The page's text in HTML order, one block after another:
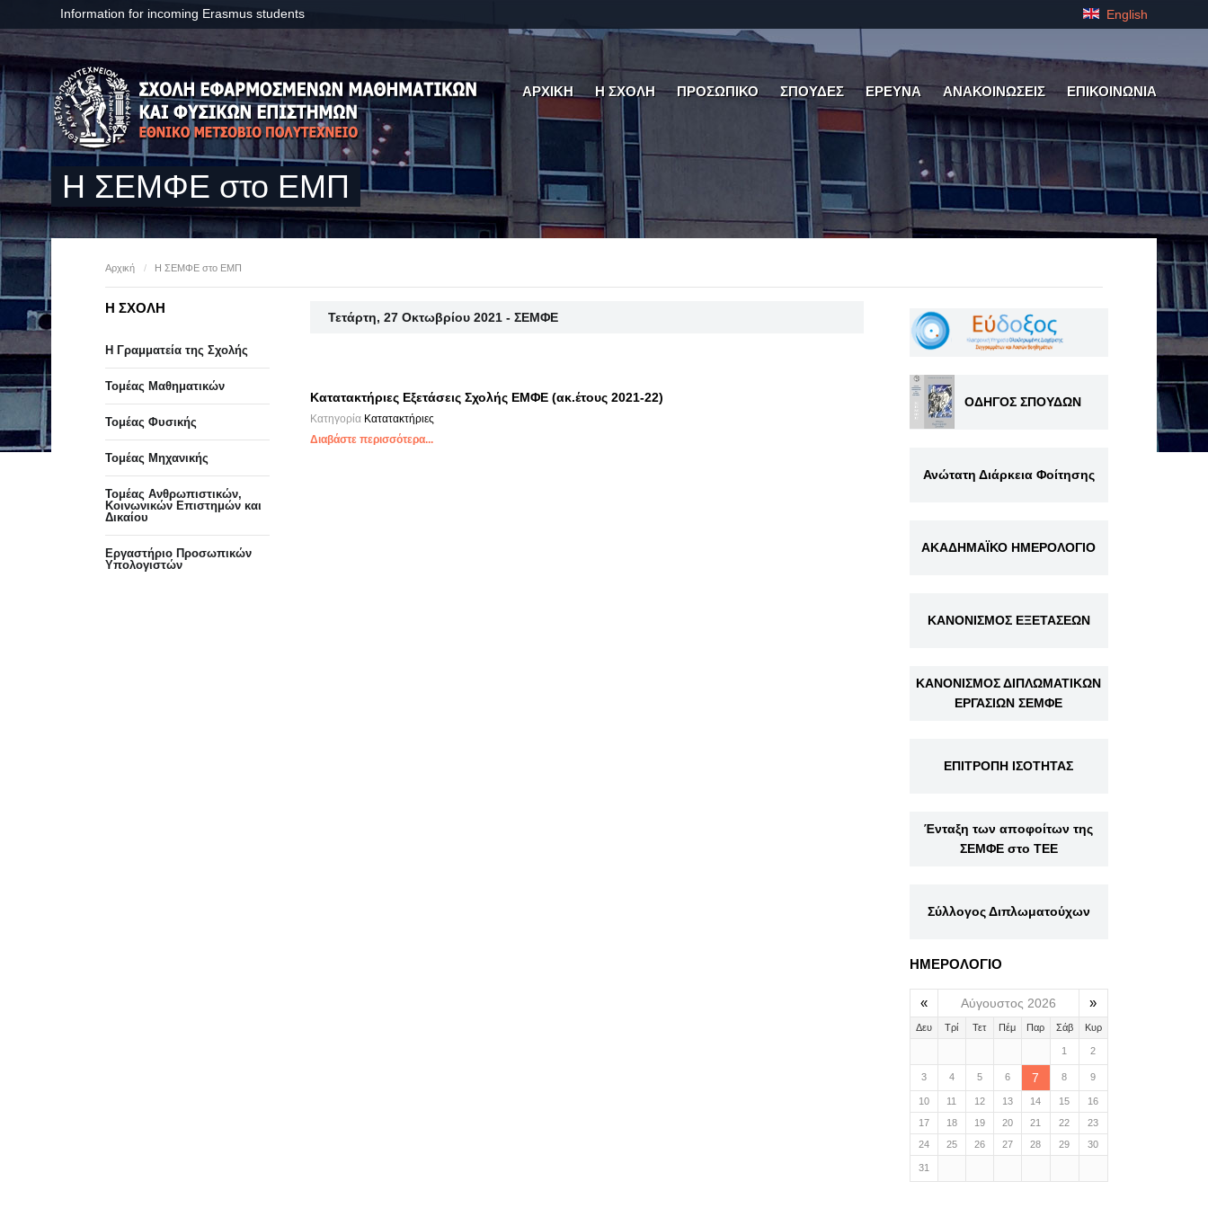
Information for incoming Erasmus students English
ΑΡΧΙΚΗ Η ΣΧΟΛΗ ΠΡΟΣΩΠΙΚΟ ΣΠΟΥΔΕΣ ΕΡΕΥΝΑ ΑΝΑΚΟΙΝΩΣΕΙΣ ΕΠΙΚΟΙΝΩΝΙΑ
Η ΣΕΜΦΕ στο ΕΜΠ
Αρχική / Η ΣΕΜΦΕ στο ΕΜΠ
Τετάρτη, 27 Οκτωβρίου 2021 - ΣΕΜΦΕ
Κατατακτήριες Εξετάσεις Σχολής ΕΜΦΕ (ακ.έτους 2021-22)
Κατηγορία Κατατακτήριες
Διαβάστε περισσότερα...
Η ΣΧΟΛΗ
Η Γραμματεία της Σχολής
Τομέας Μαθηματικών
Τομέας Φυσικής
Τομέας Μηχανικής
Τομέας Ανθρωπιστικών,
Κοινωνικών Επιστημών και
Δικαίου
Eργαστήριo Προσωπικών
Υπολογιστών
ΟΔΗΓΟΣ ΣΠΟΥΔΩΝ
Ανώτατη Διάρκεια Φοίτησης
ΑΚΑΔΗΜΑΪΚΟ ΗΜΕΡΟΛΟΓΙΟ
ΚΑΝΟΝΙΣΜΟΣ ΕΞΕΤΑΣΕΩΝ
ΚΑΝΟΝΙΣΜΟΣ ΔΙΠΛΩΜΑΤΙΚΩΝ
ΕΡΓΑΣΙΩΝ ΣΕΜΦΕ
ΕΠΙΤΡΟΠΗ ΙΣΟΤΗΤΑΣ
Ένταξη των αποφοίτων της
ΣΕΜΦΕ στο ΤΕΕ
Σύλλογος Διπλωματούχων
ΗΜΕΡΟΛΟΓΙΟ
« Αύγουστος 2026 »
Δευ Τρί Τετ Πέμ Παρ Σάβ Κυρ
1 2
3 4 5 6 7 8 9
10 11 12 13 14 15
16
17
18 19 20 21 22
23
24
25 26 27 28 29 30
31